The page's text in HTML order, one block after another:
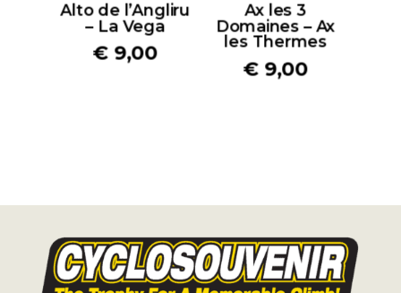
Alto de l’Angliru
– La Vega
€ 9,00
Ax les 3
Domaines – Ax
les Thermes
€ 9,00